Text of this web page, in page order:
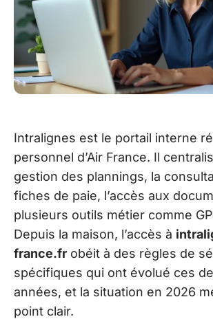
Intralignes est le portail interne
personnel d’Air France. Il
gestion des plannings, la
fiches de paie, l’accès aux
plusieurs outils métier comme
Depuis la maison, l’accès à
france.fr obéit à des règles de
spécifiques qui ont évolué ces
années, et la situation en 2026
point clair.